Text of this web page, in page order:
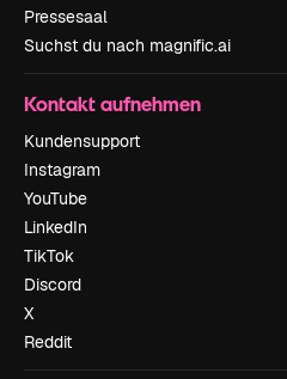
Pressesaal
Suchst du nach magnific.ai
Kontakt aufnehmen
Kundensupport
Instagram
YouTube
LinkedIn
TikTok
Discord
X
Reddit